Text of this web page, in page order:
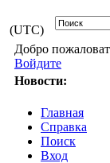
(UTC)
Добро
Войдите
Новости:
Главная
Справка
Поиск
Вход